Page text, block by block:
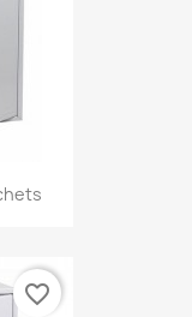
favorite_border